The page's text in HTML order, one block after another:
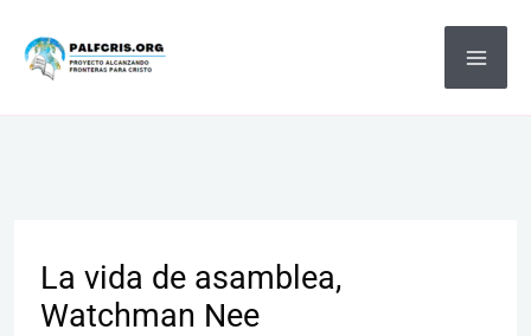
La vida de asamblea,
Watchman Nee